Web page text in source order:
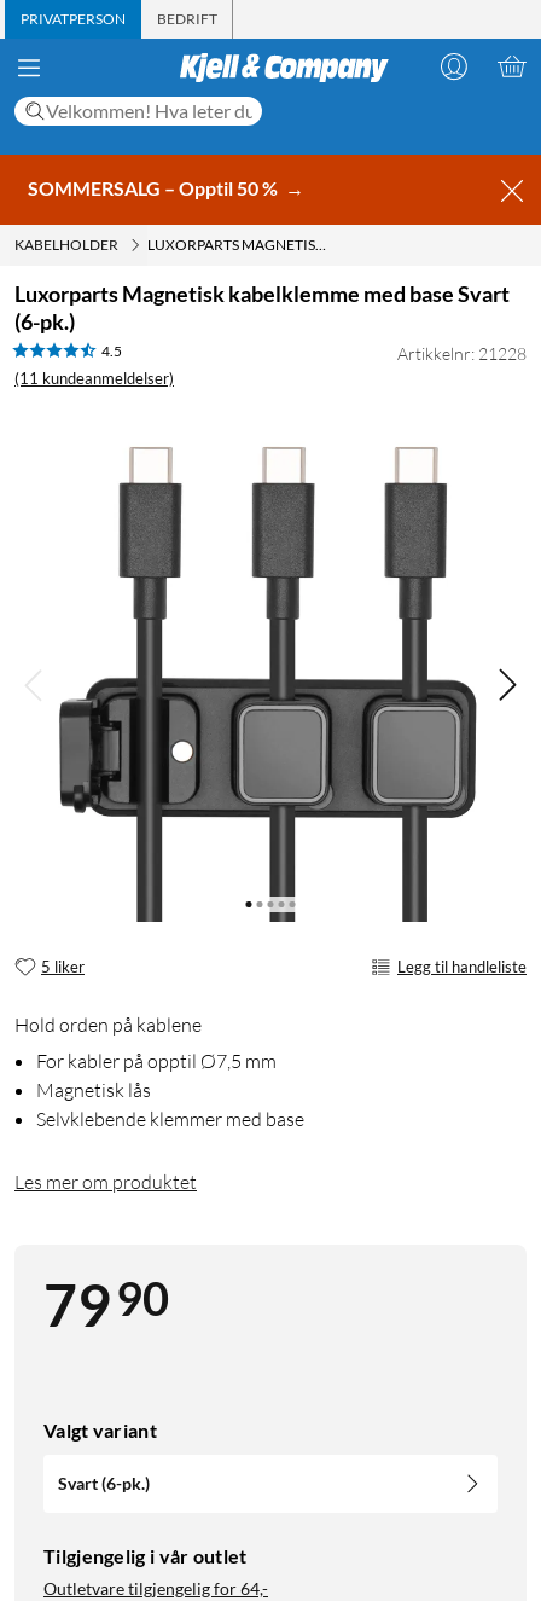
PRIVATPERSON BEDRIFT
SOMMERSALG – Opptil 50 % →
KABELHOLDER LUXORPARTS MAGNETISK KABELKLEMME MED BASE SVART (6-PK.)
Luxorparts Magnetisk kabelklemme med base Svart
(6-pk.)
4.5
(11 kundeanmeldelser)
Artikkelnr: 21228
5 liker Legg til handleliste
Hold orden på kablene
For kabler på opptil Ø7,5 mm
Magnetisk lås
Selvklebende klemmer med base
Les mer om produktet
7990
Valgt variant
Svart (6-pk.)
Tilgjengelig i vår outlet
Outletvare tilgjengelig for64,-